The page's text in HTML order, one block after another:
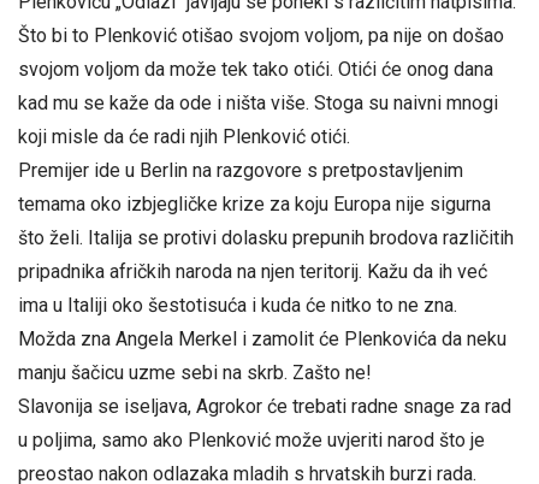
Što bi to Plenković otišao svojom voljom, pa nije on došao
svojom voljom da može tek tako otići. Otići će onog dana
kad mu se kaže da ode i ništa više. Stoga su naivni mnogi
koji misle da će radi njih Plenković otići.
Premijer ide u Berlin na razgovore s pretpostavljenim
temama oko izbjegličke krize za koju Europa nije sigurna
što želi. Italija se protivi dolasku prepunih brodova različitih
pripadnika afričkih naroda na njen teritorij. Kažu da ih već
ima u Italiji oko šestotisuća i kuda će nitko to ne zna.
Možda zna Angela Merkel i zamolit će Plenkovića da neku
manju šačicu uzme sebi na skrb. Zašto ne!
Slavonija se iseljava, Agrokor će trebati radne snage za rad
u poljima, samo ako Plenković može uvjeriti narod što je
preostao nakon odlazaka mladih s hrvatskih burzi rada.